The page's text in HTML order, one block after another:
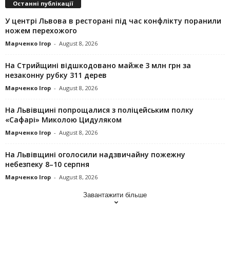
Останні публікації
У центрі Львова в ресторані під час конфлікту поранили
ножем перехожого
Марченко Ігор - August 8, 2026
На Стрийщині відшкодовано майже 3 млн грн за
незаконну рубку 311 дерев
Марченко Ігор - August 8, 2026
На Львівщині попрощалися з поліцейським полку
«Сафарі» Миколою Цидуляком
Марченко Ігор - August 8, 2026
На Львівщині оголосили надзвичайну пожежну
небезпеку 8–10 серпня
Марченко Ігор - August 8, 2026
Завантажити більше